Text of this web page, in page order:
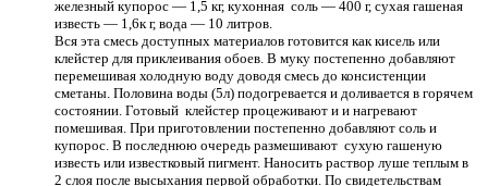
железный купорос — 1,5 кг, кухонная соль — 400 г, сухая гашеная
известь — 1,6к г, вода — 10 литров.
Вся эта смесь доступных материалов готовится как кисель или
клейстер для приклеивания обоев. В муку постепенно добавляют
перемешивая холодную воду доводя смесь до консистенции
сметаны. Половина воды (5л) подогревается и доливается в горячем
состоянии. Готовый клейстер процеживают и и нагревают
помешивая. При приготовлении постепенно добавляют соль и
купорос. В последнюю очередь размешивают сухую гашеную
известь или известковый пигмент. Наносить раствор луше теплым в
2 слоя после высыхания первой обработки. По свидетельствам